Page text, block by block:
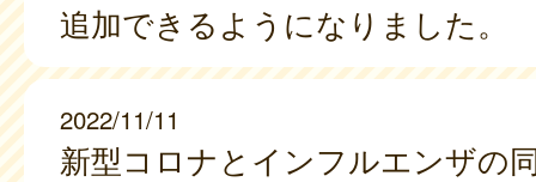
追加できるようになりました。
2022/11/11
新型コロナとインフルエンザの